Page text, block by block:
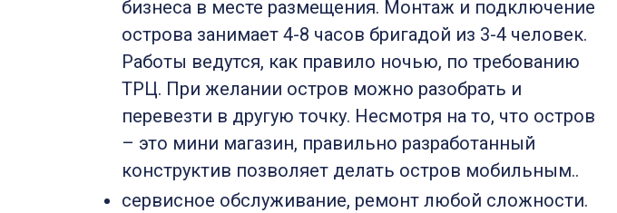
бизнеса в месте размещения. Монтаж и подключение
острова занимает 4-8 часов бригадой из 3-4 человек.
Работы ведутся, как правило ночью, по требованию
ТРЦ. При желании остров можно разобрать и
перевезти в другую точку. Несмотря на то, что остров
– это мини магазин, правильно разработанный
конструктив позволяет делать остров мобильным..
сервисное обслуживание, ремонт любой сложности.